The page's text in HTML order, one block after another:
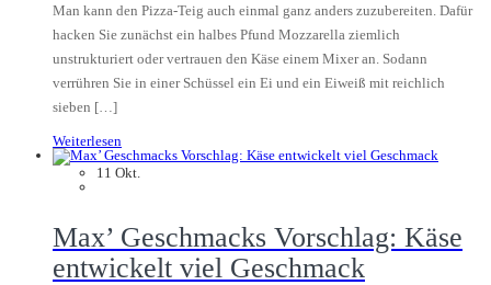
Man kann den Pizza-Teig auch einmal ganz anders zuzubereiten. Dafür
hacken Sie zunächst ein halbes Pfund Mozzarella ziemlich
unstrukturiert oder vertrauen den Käse einem Mixer an. Sodann
verrühren Sie in einer Schüssel ein Ei und ein Eiweiß mit reichlich
sieben […]
Weiterlesen
11 Okt.
Max’ Geschmacks Vorschlag: Käse
entwickelt viel Geschmack